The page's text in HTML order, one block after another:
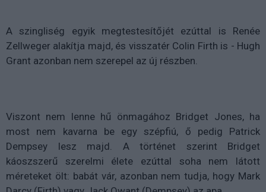
A szingliség egyik megtestesítőjét ezúttal is Renée
Zellweger alakítja majd, és visszatér Colin Firth is - Hugh
Grant azonban nem szerepel az új részben.
Viszont nem lenne hű önmagához Bridget Jones, ha
most nem kavarna be egy szépfiú, ő pedig Patrick
Dempsey lesz majd. A történet szerint Bridget
káoszszerű szerelmi élete ezúttal soha nem látott
méreteket ölt: babát vár, azonban nem tudja, hogy Mark